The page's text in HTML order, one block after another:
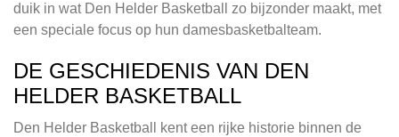
duik in wat Den Helder Basketball zo bijzonder maakt, met
een speciale focus op hun damesbasketbalteam.
DE GESCHIEDENIS VAN DEN
HELDER BASKETBALL
Den Helder Basketball kent een rijke historie binnen de